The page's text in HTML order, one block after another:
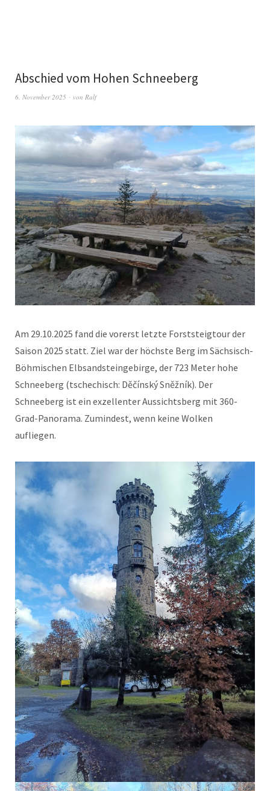
Abschied vom Hohen Schneeberg
6. November 2025 von Ralf
Am 29.10.2025 fand die vorerst letzte Forststeigtour der
Saison 2025 statt. Ziel war der höchste Berg im Sächsisch-
Böhmischen Elbsandsteingebirge, der 723 Meter hohe
Schneeberg (tschechisch: Děčínský Sněžník). Der
Schneeberg ist ein exzellenter Aussichtsberg mit 360-
Grad-Panorama. Zumindest, wenn keine Wolken
aufliegen.